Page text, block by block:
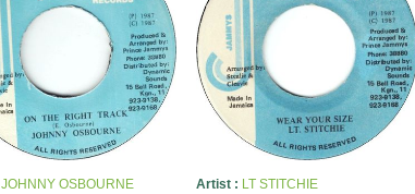
JOHNNY OSBOURNE
Artist : LT STITCHIE